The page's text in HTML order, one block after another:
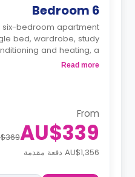
6 Bedroom
six-bedroom apartment
bed, wardrobe, study
and heating, a
communal area with
Read more
From
AU$339
AU$1,356 دفعة مقدمة